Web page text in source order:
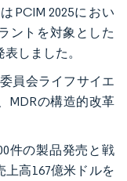
PCIM 2025におい
ントを対象とした
しました。
員会ライフサイエ
MDRの構造的改革
件の製品発売と戦
上高167億米ドルを